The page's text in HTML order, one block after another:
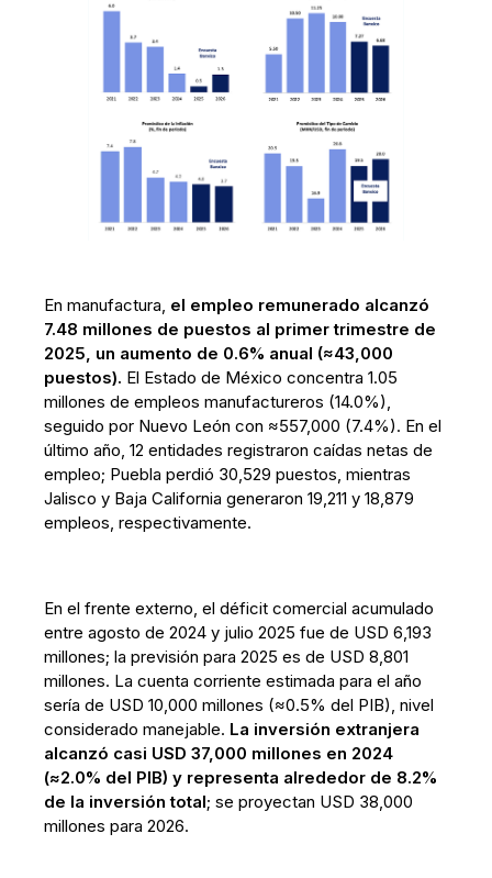
En manufactura, el empleo remunerado alcanzó
7.48 millones de puestos al primer trimestre de
2025, un aumento de 0.6% anual (≈43,000
puestos). El Estado de México concentra 1.05
millones de empleos manufactureros (14.0%),
seguido por Nuevo León con ≈557,000 (7.4%). En el
último año, 12 entidades registraron caídas netas de
empleo; Puebla perdió 30,529 puestos, mientras
Jalisco y Baja California generaron 19,211 y 18,879
empleos, respectivamente.
En el frente externo, el déficit comercial acumulado
entre agosto de 2024 y julio 2025 fue de USD 6,193
millones; la previsión para 2025 es de USD 8,801
millones. La cuenta corriente estimada para el año
sería de USD 10,000 millones (≈0.5% del PIB), nivel
considerado manejable. La inversión extranjera
alcanzó casi USD 37,000 millones en 2024
(≈2.0% del PIB) y representa alrededor de 8.2%
de la inversión total; se proyectan USD 38,000
millones para 2026.